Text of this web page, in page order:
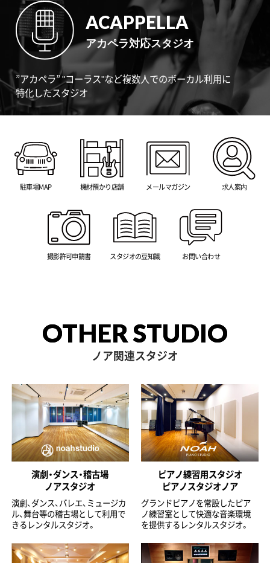
ACAPPELLA
アカペラ対応スタジオ
”アカペラ” "コーラス"など複数人でのボーカル利用に
特化したスタジオ
駐車場MAP 機材預かり店舗 メールマガジン 求人案内
撮影許可申請書 スタジオの豆知識 お問い合わせ
OTHER STUDIO
ノア関連スタジオ
演劇・ダンス・稽古場
ノアスタジオ
演劇、ダンス、バレエ、ミュージカ
ル、舞台等の稽古場として利用で
きるレンタルスタジオ。
ピアノ練習用スタジオ
ピアノスタジオノア
グランドピアノを常設したピア
ノ練習室として快適な音楽環境
を提供するレンタルスタジオ。